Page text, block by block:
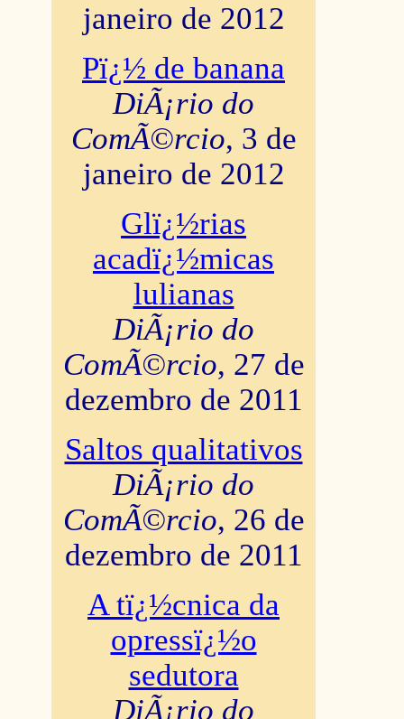
janeiro de 2012
Pï¿½ de banana
DiÃ¡rio do
ComÃ©rcio, 3 de
janeiro de 2012
Glï¿½rias
acadï¿½micas
lulianas
DiÃ¡rio do
ComÃ©rcio, 27 de
dezembro de 2011
Saltos qualitativos
DiÃ¡rio do
ComÃ©rcio, 26 de
dezembro de 2011
A tï¿½cnica da
opressï¿½o
sedutora
DiÃ¡rio do